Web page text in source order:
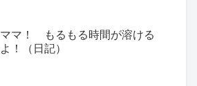
ママ！ もるもる時間が溶ける
よ！（日記）